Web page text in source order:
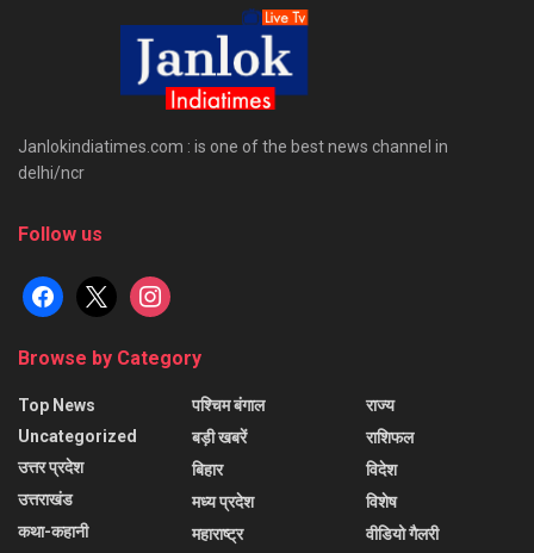
Janlokindiatimes.com : is one of the best news channel in
delhi/ncr
Follow us
facebook
x instagram
Browse by Category
Top News
Uncategorized
उत्तर प्रदेश
उत्तराखंड
कथा-कहानी
पश्चिम बंगाल
बड़ी खबरें
बिहार
मध्य प्रदेश
महाराष्ट्र
राज्य
राशिफल
विदेश
विशेष
वीडियो गैलरी